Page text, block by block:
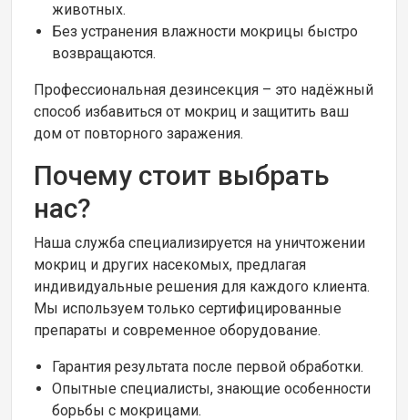
животных.
Без устранения влажности мокрицы быстро
возвращаются.
Профессиональная дезинсекция – это надёжный
способ избавиться от мокриц и защитить ваш
дом от повторного заражения.
Почему стоит выбрать
нас?
Наша служба специализируется на уничтожении
мокриц и других насекомых, предлагая
индивидуальные решения для каждого клиента.
Мы используем только сертифицированные
препараты и современное оборудование.
Гарантия результата после первой обработки.
Опытные специалисты, знающие особенности
борьбы с мокрицами.